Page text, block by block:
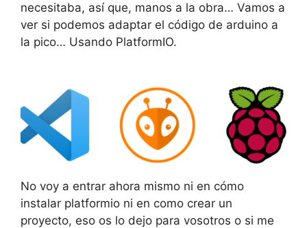
necesitaba, así que, manos a la obra… Vamos a
ver si podemos adaptar el código de arduino a
la pico… Usando PlatformIO.
No voy a entrar ahora mismo ni en cómo
instalar platformio ni en como crear un
proyecto, eso os lo dejo para vosotros o si me